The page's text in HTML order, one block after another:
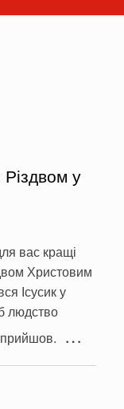
Різдвом у
вас кращі
Христовим
Ісусик у
людство
…